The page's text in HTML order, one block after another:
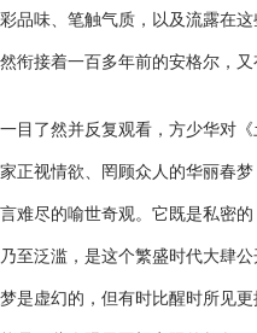
彩品味、笔触气质，以及流露在
然衔接着一百多年前的安格尔，又
一目了然并反复观看，方少华对
家正视情欲、罔顾众人的华丽春
言难尽的喻世奇观。它既是私密
乃至泛滥，是这个繁盛时代大肆
梦是虚幻的，但有时比醒时所见